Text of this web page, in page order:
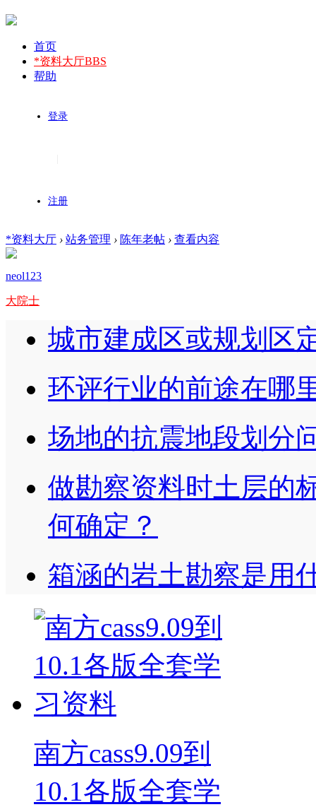
首页
*资料大厅BBS
帮助
登录
注册
*资料大厅 › 站务管理 › 陈年老帖 › 查看内容
neol123
大院士
城市建成区或规划区
环评行业的前途在哪
场地的抗震地段划分
做勘察资料时土层的
何确定？
箱涵的岩土勘察是用
南方cass9.09到
10.1各版全套学